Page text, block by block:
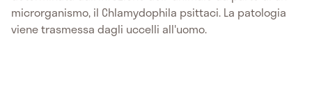
microrganismo, il Chlamydophila psittaci. La patologia
viene trasmessa dagli uccelli all'uomo.